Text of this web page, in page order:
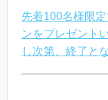
先着100名様限
ンをプレゼント
し次第、終了と